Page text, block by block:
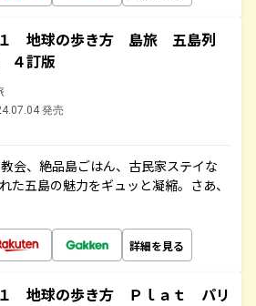
地球の歩き方 島旅 五島列
４訂版
発売
会、絶品島ごはん、古民家ステイな
た五島の魅力をギュッと凝縮。さあ、
詳細を見る
地球の歩き方 Ｐｌａｔ パリ